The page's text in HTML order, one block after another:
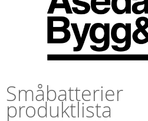
Småbatterier
produktlista